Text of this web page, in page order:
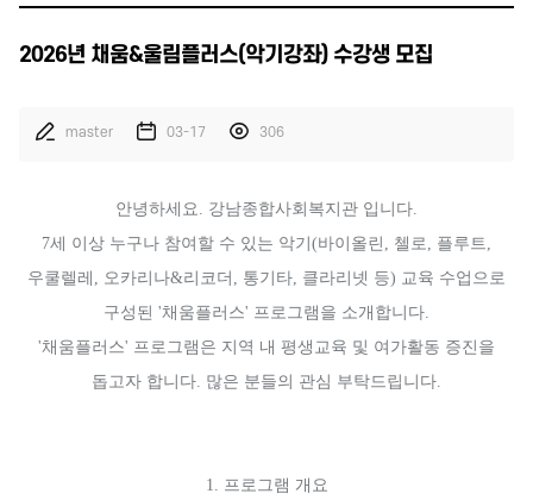
2026년 채움&울림플러스(악기강좌) 수강생 모집
master 03-17 306
안녕하세요. 강남종합사회복지관 입니다.
7세 이상 누구나 참여할 수 있는 악기(바이올린, 첼로, 플루트,
우쿨렐레, 오카리나&리코더, 통기타, 클라리넷 등) 교육 수업으로
구성된 '채움플러스' 프로그램을 소개합니다.
'채움플러스' 프로그램은 지역 내 평생교육 및 여가활동 증진을
돕고자 합니다. 많은 분들의 관심 부탁드립니다.
1. 프로그램 개요